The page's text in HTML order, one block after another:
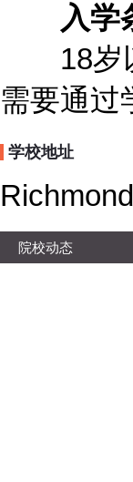
入学
18岁以
需要通过
学校地址
院校动态